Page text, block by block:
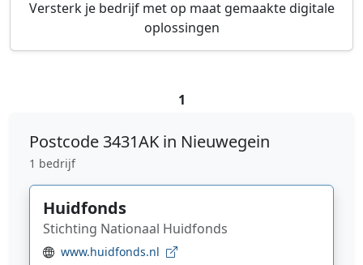
Versterk je bedrijf met op maat gemaakte digitale
oplossingen
1
Postcode 3431AK in Nieuwegein
1 bedrijf
Huidfonds
Stichting Nationaal Huidfonds
www.huidfonds.nl